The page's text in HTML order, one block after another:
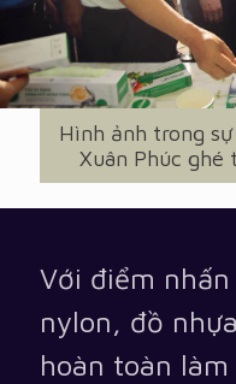
Hình ảnh trong
Xuân Phúc ghé
Với điểm
nylon, đồ
hoàn toàn